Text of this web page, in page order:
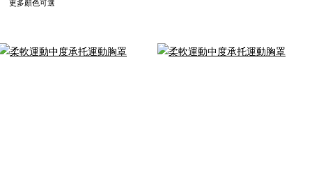
更多顏色可選